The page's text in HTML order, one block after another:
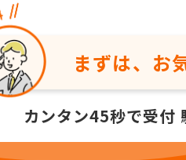
まずは、お
カンタン45秒で受付